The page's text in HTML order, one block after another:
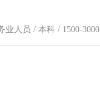
业人员 / 本科 / 1500-3000